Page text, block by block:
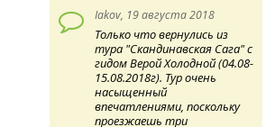
Iakov, 19 августа 2018
Только что вернулись из
тура "Скандинавская Сага" с
гидом Верой Холодной (04.08-
15.08.2018г). Тур очень
насыщенный
впечатлениями, поскольку
проезжаешь три